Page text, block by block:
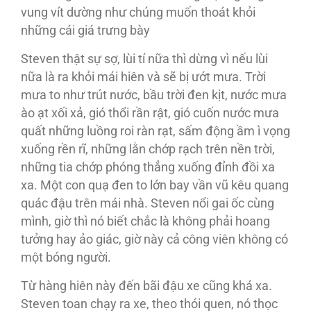
vung vít dường như chúng muốn thoát khỏi
những cái giá trưng bày
Steven thật sự sợ, lùi tí nữa thì dừng vì nếu lùi
nữa là ra khỏi mái hiên và sẽ bị ướt mưa. Trời
mưa to như trút nước, bầu trời đen kịt, nước mưa
ào ạt xối xả, gió thổi rần rật, gió cuốn nước mưa
quất những luồng roi ràn rạt, sấm động ầm ì vọng
xuống rền rĩ, những lằn chớp rạch trên nền trời,
những tia chớp phóng thẳng xuống đỉnh đồi xa
xa. Một con quạ đen to lớn bay vần vũ kêu quang
quác đậu trên mái nhà. Steven nổi gai ốc cùng
mình, giờ thì nó biết chắc là không phải hoang
tưởng hay ảo giác, giờ này cả công viên không có
một bóng người.
Từ hàng hiên này đến bãi đậu xe cũng khá xa.
Steven toan chạy ra xe, theo thói quen, nó thọc